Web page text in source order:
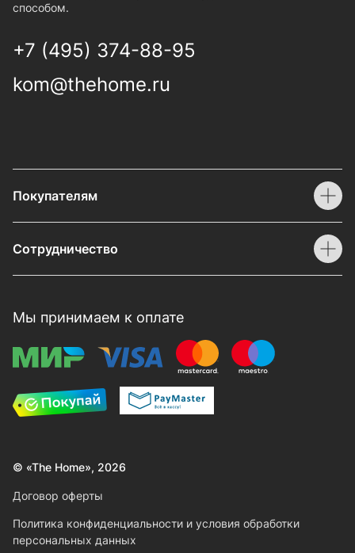
способом.
+7 (495) 374-88-95
kom@thehome.ru
Покупателям
Сотрудничество
Мы принимаем к оплате
© «The Home», 2026
Договор оферты
Политика конфиденциальности и условия обработки
персональных данных